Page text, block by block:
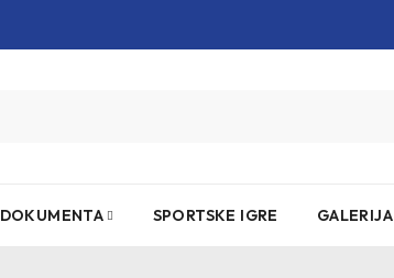
DOKUMENTA SPORTSKE IGRE GALERIJA